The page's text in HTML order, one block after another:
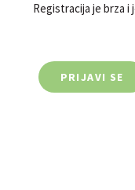
Registracija je brza
PRIJAVI SE